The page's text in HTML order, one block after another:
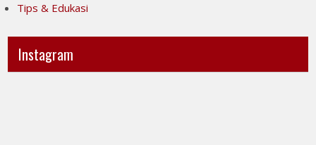
Tips & Edukasi
Instagram